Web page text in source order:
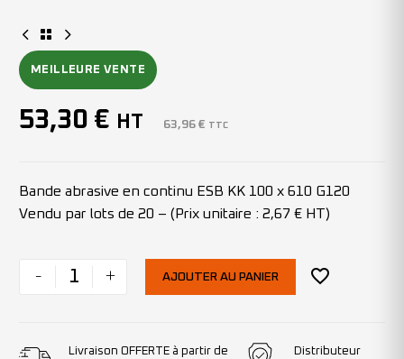
MEILLEURE VENTE
53,30 € HT 63,96 € TTC
Bande abrasive en continu ESB KK 100 x 610 G120
Vendu par lots de 20 – (Prix unitaire : 2,67 € HT)
- + AJOUTER AU PANIER
Livraison OFFERTE à partir de
Distributeur